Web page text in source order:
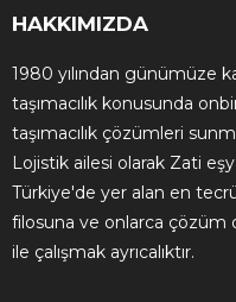
HAKKIMIZDA
1980 yılından günümüze
taşımacılık konusunda
taşımacılık çözümleri
Lojistik ailesi olarak Zati
Türkiye'de yer alan en
filosuna ve onlarca çözüm
ile çalışmak ayrıcalıktır.